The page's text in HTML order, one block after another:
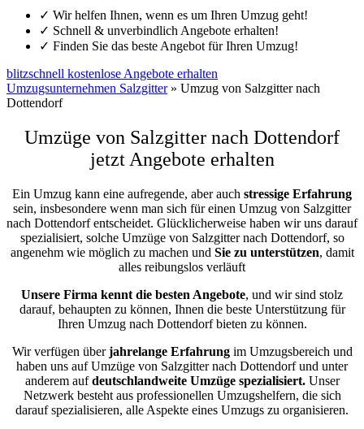
✓ Wir helfen Ihnen, wenn es um Ihren Umzug geht!
✓ Schnell & unverbindlich Angebote erhalten!
✓ Finden Sie das beste Angebot für Ihren Umzug!
blitzschnell kostenlose Angebote erhalten
Umzugsunternehmen Salzgitter» Umzug von Salzgitter nach
Dottendorf
Umzüge von Salzgitter nach Dottendorf
jetzt Angebote erhalten
Ein Umzug kann eine aufregende, aber auch stressige Erfahrung
sein, insbesondere wenn man sich für einen Umzug von Salzgitter
nach Dottendorf entscheidet. Glücklicherweise haben wir uns darauf
spezialisiert, solche Umzüge von Salzgitter nach Dottendorf, so
angenehm wie möglich zu machen und Sie zu unterstützen, damit
alles reibungslos verläuft
Unsere Firma kennt die besten Angebote, und wir sind stolz
darauf, behaupten zu können, Ihnen die beste Unterstützung für
Ihren Umzug nach Dottendorf bieten zu können.
Wir verfügen überjahrelange Erfahrungim Umzugsbereich und
haben uns auf Umzüge von Salzgitter nach Dottendorf und unter
anderem aufdeutschlandweite Umzüge spezialisiert.Unser
Netzwerk besteht aus professionellen Umzugshelfern, die sich
darauf spezialisieren, alle Aspekte eines Umzugs zu organisieren.